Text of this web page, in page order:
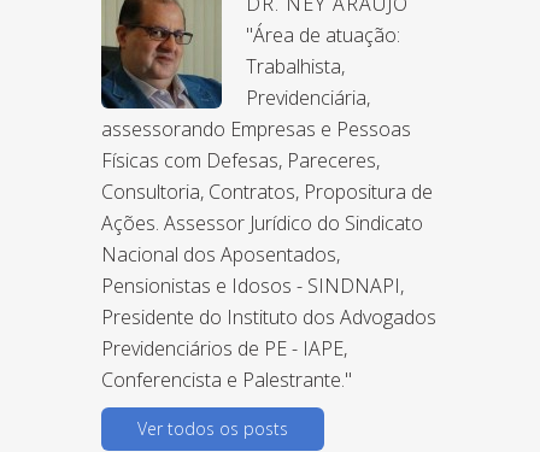
"Área de atuação:
Trabalhista,
Previdenciária,
assessorando Empresas e Pessoas
Físicas com Defesas, Pareceres,
Consultoria, Contratos, Propositura de
Ações. Assessor Jurídico do Sindicato
Nacional dos Aposentados,
Pensionistas e Idosos - SINDNAPI,
Presidente do Instituto dos Advogados
Previdenciários de PE - IAPE,
Conferencista e Palestrante."
Ver todos os posts